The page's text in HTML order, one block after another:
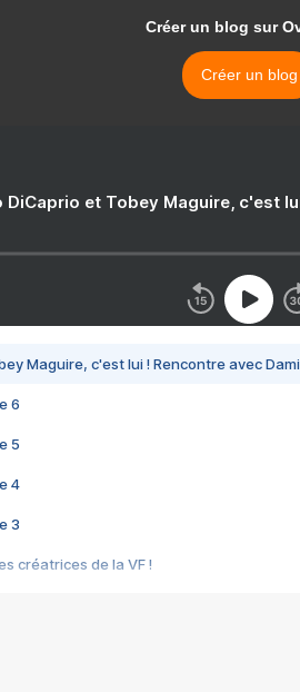
Créer un blog sur
Créer un blog
DiCaprio et Tobey Maguire, c'est
Maguire, c'est lui ! Rencontre avec
6
5
4
3
créatrices de la VF !